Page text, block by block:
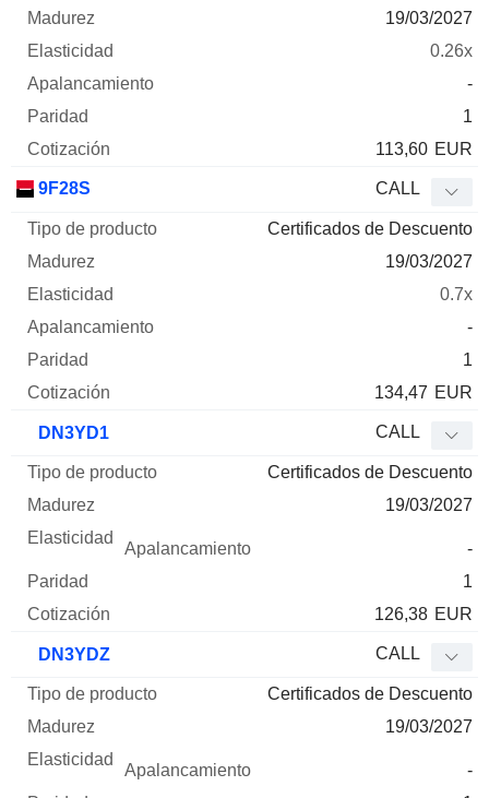
19/03/2027
0.26x
-
1
113,60 EUR
9F28S CALL
Certificados de Descuento
19/03/2027
0.7x
-
1
134,47 EUR
DN3YD1 CALL
Certificados de Descuento
19/03/2027
-
1
126,38 EUR
DN3YDZ CALL
Certificados de Descuento
19/03/2027
-